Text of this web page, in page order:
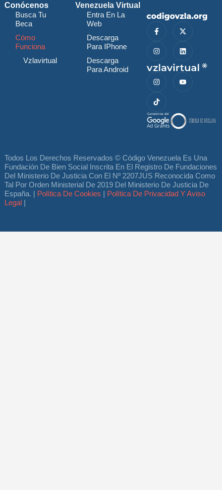
Conócenos
Busca Tu
Beca
Cómo
Funciona
Vzlavirtual
Venezuela Virtual
Entra En La
Web
Descarga
Para IPhone
Descarga
Para Android
Todos Los Derechos Reservados © Código Venezuela Es Una
Fundación De Bien Social Inscrita En El Registro De Fundaciones
Del Ministerio De Justicia Con El Nº 2207JUS Reconocida Como
Tal Por Orden Ministerial De 2019 Del Ministerio De Justicia De
España. | Política De Cookies | Política De Privacidad Y Aviso
Legal|